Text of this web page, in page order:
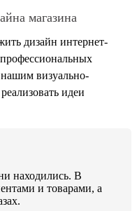
магазина
дизайн интернет-
визуально-
идеи
находились. В
и товарами, а